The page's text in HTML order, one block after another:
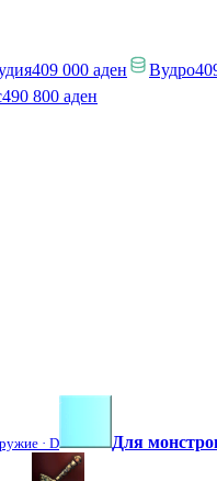
409 000 аден Вудро
490 800 аден
· D Для